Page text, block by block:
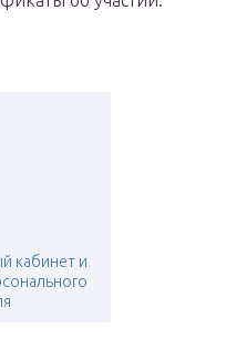
кабинет и